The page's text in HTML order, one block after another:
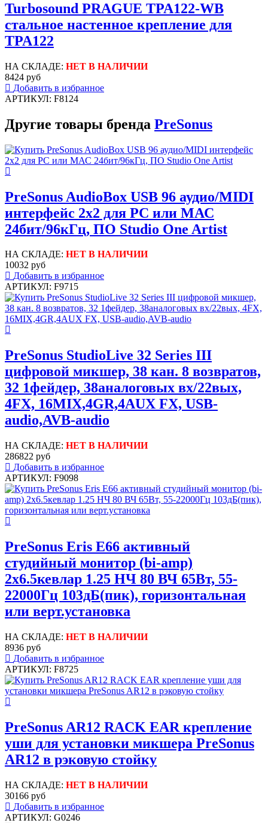
Turbosound PRAGUE TPA122-WB
стальное настенное крепление для
TPA122
НА СКЛАДЕ: НЕТ В НАЛИЧИИ
8424 руб
Добавить в избранное
АРТИКУЛ: F8124
Другие товары бренда PreSonus
PreSonus AudioBox USB 96 аудио/MIDI
интерфейс 2х2 для РС или МАС
24бит/96кГц, ПО Studio One Artist
НА СКЛАДЕ: НЕТ В НАЛИЧИИ
10032 руб
Добавить в избранное
АРТИКУЛ: F9715
PreSonus StudioLive 32 Series III
цифровой микшер, 38 кан. 8 возвратов,
32 1фейдер, 38аналоговых вх/22вых,
4FX, 16MIX,4GR,4AUX FX, USB-
audio,AVB-audio
НА СКЛАДЕ: НЕТ В НАЛИЧИИ
286822 руб
Добавить в избранное
АРТИКУЛ: F9098
PreSonus Eris E66 активный
студийный монитор (bi-amp)
2x6.5кевлар 1.25 НЧ 80 ВЧ 65Вт, 55-
22000Гц 103дБ(пик), горизонтальная
или верт.установка
НА СКЛАДЕ: НЕТ В НАЛИЧИИ
8936 руб
Добавить в избранное
АРТИКУЛ: F8725
PreSonus AR12 RACK EAR крепление
уши для установки микшера PreSonus
AR12 в рэковую стойку
НА СКЛАДЕ: НЕТ В НАЛИЧИИ
30166 руб
Добавить в избранное
АРТИКУЛ: G0246